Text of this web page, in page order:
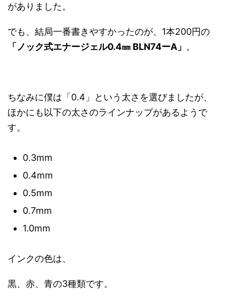
がありました。
でも、結局一番書きやすかったのが、1本200円の
「ノック式エナージェル0.4㎜ BLN74ーA」 。
ちなみに僕は「0.4」という太さを選びましたが、
ほかにも以下の太さのラインナップがあるようで
す。
0.3mm
0.4mm
0.5mm
0.7mm
1.0mm
インクの色は、
黒、赤、青の3種類です。